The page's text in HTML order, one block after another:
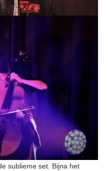
sublieme set. Bijna het